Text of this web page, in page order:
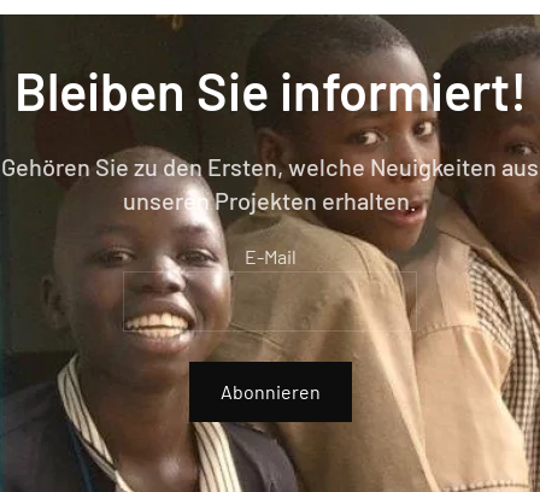
Bleiben Sie informiert!
Gehören Sie zu den Ersten, welche Neuigkeiten aus
unseren Projekten erhalten.
E-Mail
Abonnieren